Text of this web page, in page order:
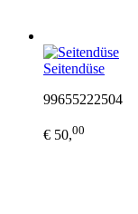
Seitendüse
99655222504
€ 50,00